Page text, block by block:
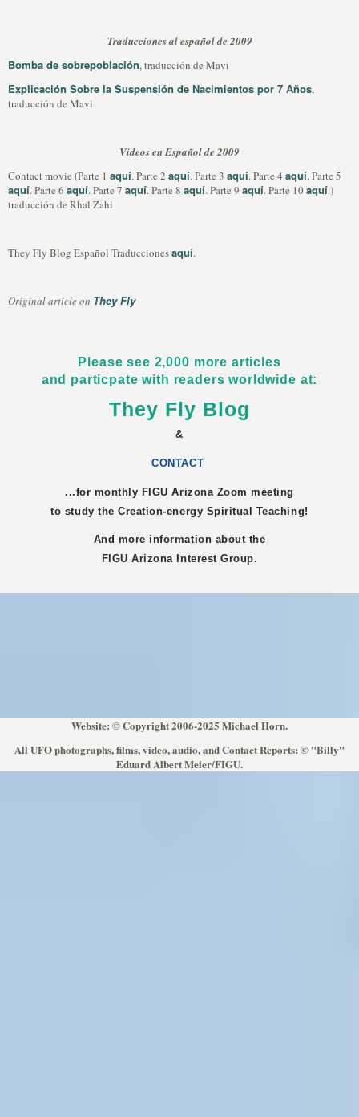
Traducciones al español de 2009
Bomba de sobrepoblación, traducción de Mavi
Explicación Sobre la Suspensión de Nacimientos por 7 Años,
traducción de Mavi
Videos en Español de 2009
Contact movie (Parte 1 aquí. Parte 2 aquí. Parte 3 aquí. Parte 4 aquí. Parte 5
aquí. Parte 6 aquí. Parte 7 aquí. Parte 8 aquí. Parte 9 aquí. Parte 10aquí.)
traducción de Rhal Zahi
They Fly Blog Español Traduccionesaquí.
Original article on They Fly
Please see 2,000 more articles
and particpate with readers worldwide at:
They Fly Blog
&
CONTACT
...for monthly FIGUArizona Zoom meeting
to study the Creation-energy Spiritual Teaching!
And more information about the
FIGUArizonaInterest Group.
Website: © Copyright 2006-2025 Michael Horn.
All UFO photographs, films, video, audio, and Contact Reports: © "Billy"
Eduard Albert Meier/FIGU.